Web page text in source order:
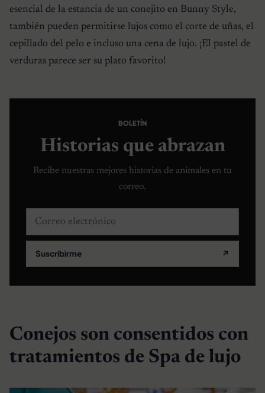
esencial de la estancia de un conejito en Bunny Style,
también pueden permitirse lujos como el corte de uñas, el
cepillado del pelo e incluso una cena de lujo. ¡El pastel de
verduras parece ser su plato favorito!
BOLETÍN
Historias que abrazan
Recibe nuestras mejores historias de animales en tu
correo.
Correo electrónico
Suscribirme ↗
Conejos son consentidos con
tratamientos de Spa de lujo